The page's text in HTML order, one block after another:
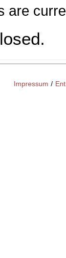
are
Impressum /